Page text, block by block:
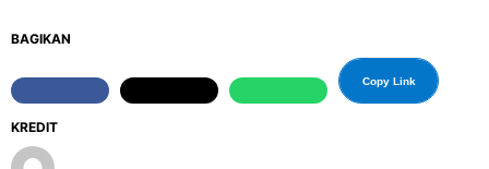
KREDIT
BAGIKAN
Copy Link